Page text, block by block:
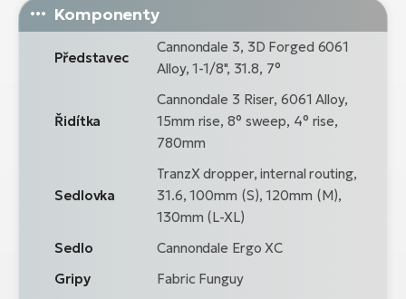
Komponenty
Představec
Cannondale 3, 3D Forged 6061
Alloy, 1-1/8", 31.8, 7°
Řidítka
Cannondale 3 Riser, 6061 Alloy,
15mm rise, 8° sweep, 4° rise,
780mm
Sedlovka
TranzX dropper, internal routing,
31.6, 100mm (S), 120mm (M),
130mm (L-XL)
Sedlo
Cannondale Ergo XC
Gripy
Fabric Funguy